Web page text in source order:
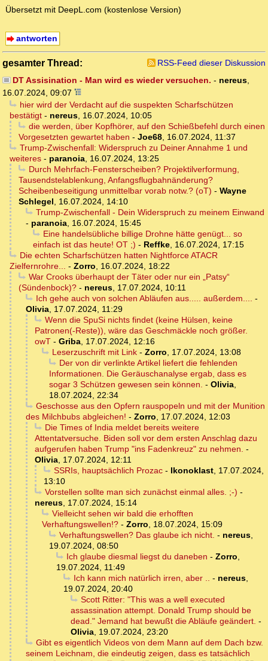
Übersetzt mit DeepL.com (kostenlose Version)
antworten
gesamter Thread:
RSS-Feed dieser Diskussion
DT Assisination - Man wird es wieder versuchen. - nereus,
16.07.2024, 09:07
hier wird der Verdacht auf die suspekten Scharfschützen
bestätigt - nereus, 16.07.2024, 10:05
die werden, über Kopfhörer, auf den Schießbefehl durch einen
Vorgesetzten gewartet haben - Joe68, 16.07.2024, 11:37
Trump-Zwischenfall: Widerspruch zu Deiner Annahme 1 und
weiteres - paranoia, 16.07.2024, 13:25
Durch Mehrfach-Fensterscheiben? Projektilverformung,
Tausendstelablenkung, Anfangsflugbahnänderung?
Scheibenbeseitigung unmittelbar vorab notw.? (oT) - Wayne
Schlegel, 16.07.2024, 14:10
Trump-Zwischenfall - Dein Widerspruch zu meinem Einwand
- paranoia, 16.07.2024, 15:45
Eine handelsübliche billige Drohne hätte genügt... so
einfach ist das heute! OT ;) - Reffke, 16.07.2024, 17:15
Die echten Scharfschützen hatten Nightforce ATACR
Zielfernrohre... - Zorro, 16.07.2024, 18:22
War Crooks überhaupt der Täter oder nur ein „Patsy“
(Sündenbock)? - nereus, 17.07.2024, 10:11
Ich gehe auch von solchen Abläufen aus..... außerdem.... -
Olivia, 17.07.2024, 11:29
Wenn die SpuSi nichts findet (keine Hülsen, keine
Patronen(-Reste)), wäre das Geschmäckle noch größer.
owT - Griba, 17.07.2024, 12:16
Leserzuschrift mit Link- Zorro, 17.07.2024, 13:08
Der von dir verlinkte Artikel liefert die fehlenden
Informationen. Die Geräuschanalyse ergab, dass es
sogar 3 Schützen gewesen sein können. - Olivia,
18.07.2024, 22:34
Geschosse aus den Opfern rauspopeln und mit der Munition
des Milchbubs abgleichen! - Zorro, 17.07.2024, 12:03
Die Times of India meldet bereits weitere
Attentatversuche. Biden soll vor dem ersten Anschlag dazu
aufgerufen haben Trump "ins Fadenkreuz" zu nehmen. -
Olivia, 17.07.2024, 12:11
SSRIs, hauptsächlich Prozac- Ikonoklast, 17.07.2024,
13:10
Vorstellen sollte man sich zunächst einmal alles. ;-) -
nereus, 17.07.2024, 15:14
Vielleicht sehen wir bald die erhofften
Verhaftungswellen!? - Zorro, 18.07.2024, 15:09
Verhaftungswellen? Das glaube ich nicht. - nereus,
19.07.2024, 08:50
Ich glaube diesmal liegst du daneben - Zorro,
19.07.2024, 11:49
Ich kann mich natürlich irren, aber .. - nereus,
19.07.2024, 20:40
Scott Ritter: "This was a well executed
assassination attempt. Donald Trump should be
dead." Jemand hat bewußt die Abläufe geändert. -
Olivia, 19.07.2024, 23:20
Gibt es eigentlich Videos von dem Mann auf dem Dach bzw.
seinem Leichnam, die eindeutig zeigen, dass es tatsächlich